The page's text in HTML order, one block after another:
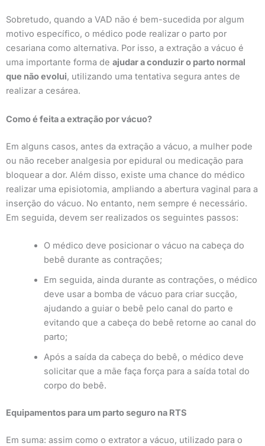
Sobretudo, quando a VAD não é bem-sucedida por algum
motivo específico, o médico pode realizar o parto por
cesariana como alternativa. Por isso, a extração a vácuo é
uma importante forma de ajudar a conduzir o parto normal
que não evolui, utilizando uma tentativa segura antes de
realizar a cesárea.
Como é feita a extração por vácuo?
Em alguns casos, antes da extração a vácuo, a mulher pode
ou não receber analgesia por epidural ou medicação para
bloquear a dor. Além disso, existe uma chance do médico
realizar uma episiotomia, ampliando a abertura vaginal para a
inserção do vácuo. No entanto, nem sempre é necessário.
Em seguida, devem ser realizados os seguintes passos:
O médico deve posicionar o vácuo na cabeça do
bebê durante as contrações;
Em seguida, ainda durante as contrações, o médico
deve usar a bomba de vácuo para criar sucção,
ajudando a guiar o bebê pelo canal do parto e
evitando que a cabeça do bebê retorne ao canal do
parto;
Após a saída da cabeça do bebê, o médico deve
solicitar que a mãe faça força para a saída total do
corpo do bebê.
Equipamentos para um parto seguro na RTS
Em suma: assim como o extrator a vácuo, utilizado para o